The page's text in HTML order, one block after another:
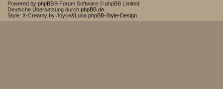
Powered by phpBB® Forum Software © phpBB Limited
Deutsche Übersetzung durch phpBB.de
Style: X-Creamy by Joyce&Luna phpBB-Style-Design